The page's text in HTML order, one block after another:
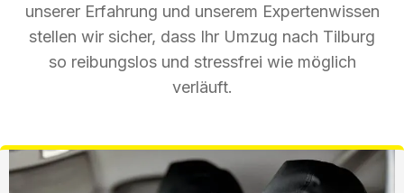
unserer Erfahrung und unserem Expertenwissen
stellen wir sicher, dass Ihr Umzug nach Tilburg
so reibungslos und stressfrei wie möglich
verläuft.